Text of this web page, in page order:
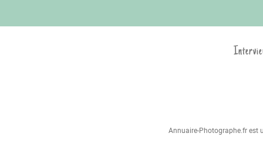
Annuaire-Photographe.fr est